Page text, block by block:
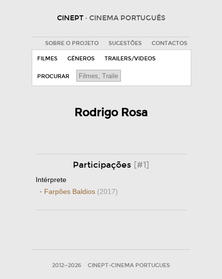
CINEPT · CINEMA PORTUGUÊS
SOBRE O PROJETO SUGESTÕES CONTACTOS
FILMES GÉNEROS TRAILERS/VIDEOS
PROCURAR
Rodrigo Rosa
Participações [#1]
Intérprete
· Farpões Baldios (2017)
2012—2026 CINEPT-CINEMA PORTUGUES